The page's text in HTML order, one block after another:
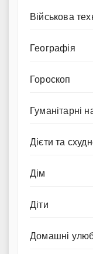
Військова
Географія
Гороскоп
Гуманітарні
Дієти та
Дім
Діти
Домашні